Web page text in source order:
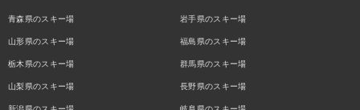
青森県のスキー場 岩手県のスキー場
山形県のスキー場 福島県のスキー場
栃木県のスキー場 群馬県のスキー場
山梨県のスキー場 長野県のスキー場